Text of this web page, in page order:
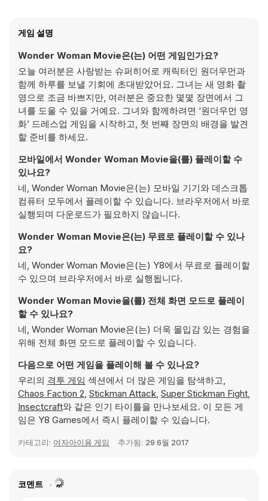
게임 설명
Wonder Woman Movie은(는) 어떤 게임인가요?
오늘 여러분은 사랑받는 슈퍼히어로 캐릭터인 원더우먼과
함께 하루를 보낼 기회에 초대받았어요. 그녀는 새 영화 촬
영으로 조금 바쁘지만, 여러분은 중요한 몇몇 장면에서 그
녀를 도울 수 있을 거예요. 그녀와 함께하려면 ‘원더우먼 영
화’ 드레스업 게임을 시작하고, 첫 번째 장면의 배경을 발견
할 준비를 하세요.
모바일에서 Wonder Woman Movie을(를) 플레이할 수
있나요?
네, Wonder Woman Movie은(는) 모바일 기기와 데스크톱
컴퓨터 모두에서 플레이할 수 있습니다. 브라우저에서 바로
실행되며 다운로드가 필요하지 않습니다.
Wonder Woman Movie은(는) 무료로 플레이할 수 있나
요?
네, Wonder Woman Movie은(는) Y8에서 무료로 플레이할
수 있으며 브라우저에서 바로 실행됩니다.
Wonder Woman Movie을(를) 전체 화면 모드로 플레이
할 수 있나요?
네, Wonder Woman Movie은(는) 더욱 몰입감 있는 경험을
위해 전체 화면 모드로 플레이할 수 있습니다.
다음으로 어떤 게임을 플레이해 볼 수 있나요?
우리의 격투 게임 섹션에서 더 많은 게임을 탐색하고,
Chaos Faction 2, Stickman Attack, Super Stickman Fight,
Insectcraft와 같은 인기 타이틀을 만나보세요. 이 모든 게
임은 Y8 Games에서 즉시 플레이할 수 있습니다.
카테고리: 여자아이용 게임 추가됨: 29 6월 2017
코멘트